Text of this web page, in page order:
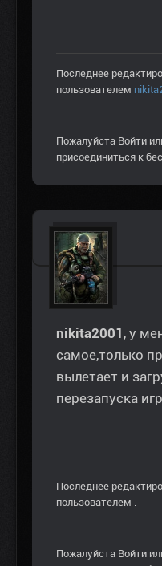
Последнее
пользователем
Пожалуйста Войти
присоединиться к
nikita2001 , у
самое,только
вылетает и
перезапуска
Последнее
пользователем .
Пожалуйста Войти